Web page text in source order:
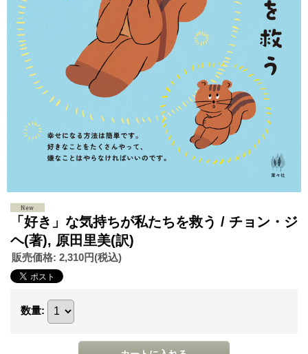
「好き」な気持ちが私たちを救う / チョン・ジ
ヘ(著), 原田里美(訳)
販売価格: 2,310円(税込)
数量: